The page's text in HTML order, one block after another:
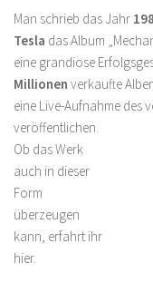
Man schrieb das Jahr
Tesla das Album
eine grandiose
Millionen verkaufte
eine Live-Aufnahme des
veröffentlichen.
Ob das Werk
auch in dieser
Form
überzeugen
kann, erfahrt ihr
hier.